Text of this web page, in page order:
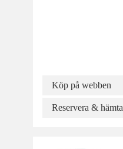
Köp på webben
Reservera & hämta